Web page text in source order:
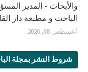
والأبحاث - المدير
الباحث و مطبعة دار القلم -
أغسطس 08, 2026
شروط النشر بمجلة